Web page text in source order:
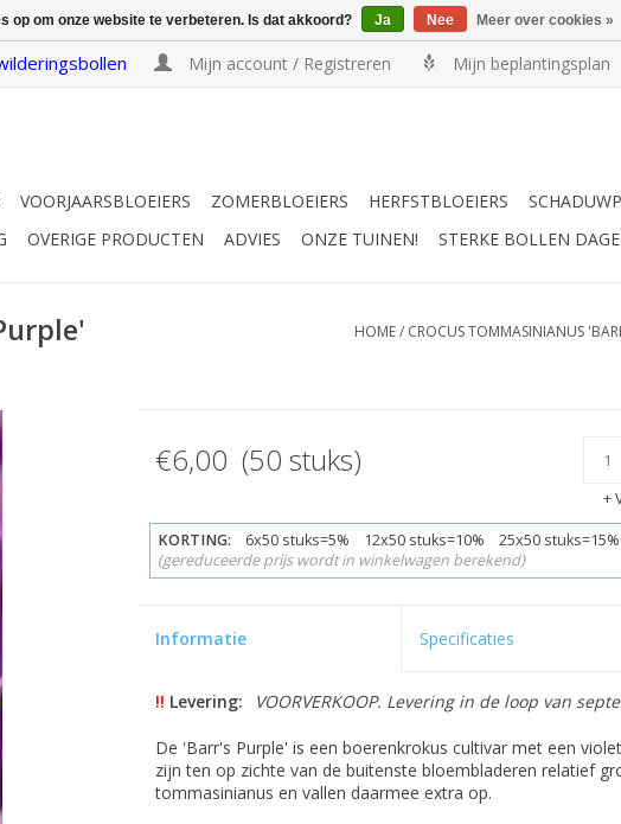
Mijn account / Registreren Mijn beplantingsplan
VOORJAARSBLOEIERS ZOMERBLOEIERS HERFSTBLOEIERS
OVERIGE PRODUCTEN ADVIES ONZE TUINEN! STERKE BOLLEN
HOME/ CROCUS TOMMASINIANUS
€6,00 (50 stuks)
+
KORTING: 6x50 stuks=5% 12x50 stuks=10% 25x50
(gereduceerde prijs wordt in winkelwagen berekend)
Informatie Specificaties
!! Levering: VOORVERKOOP. Levering in de loop van
De 'Barr's Purple' is een boerenkrokus cultivar met een
zijn ten op zichte van de buitenste bloembladeren relatief
tommasinianus en vallen daarmee extra op.
op om onze website te verbeteren. Is dat akkoord? Ja Nee Meer over cookies »